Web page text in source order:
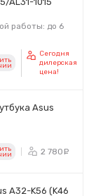
работы: до 6
Сегодня
дилерская
цена!
Asus
2 780
A32-K56 (K46